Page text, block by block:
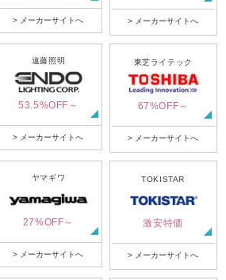
> メーカーサイトへ > メーカーサイトへ
遠藤照明
53.5%OFF～
> メーカーサイトへ
東芝ライテック
67%OFF～
> メーカーサイトへ
ヤマギワ
27%OFF～
> メーカーサイトへ
TOKISTAR
激安特価
> メーカーサイトへ